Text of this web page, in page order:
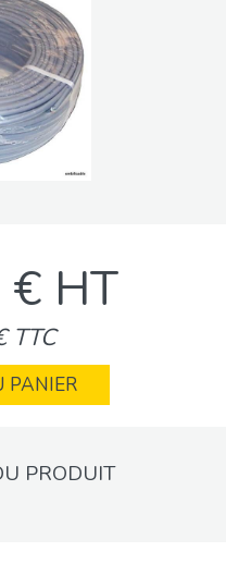
HT
TTC
PANIER
PRODUIT